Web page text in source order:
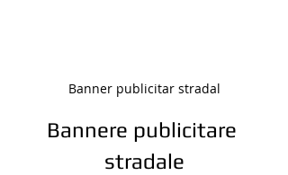
Banner publicitar stradal
Bannere publicitare
stradale